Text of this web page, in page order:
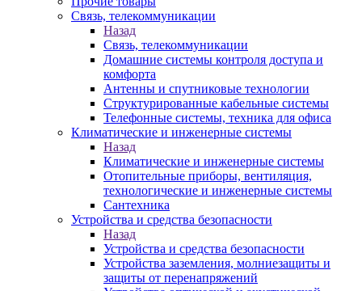
Связь, телекоммуникации
Назад
Связь, телекоммуникации
Домашние системы контроля доступа и
комфорта
Антенны и спутниковые технологии
Структурированные кабельные системы
Телефонные системы, техника для офиса
Климатические и инженерные системы
Назад
Климатические и инженерные системы
Отопительные приборы, вентиляция,
технологические и инженерные системы
Сантехника
Устройства и средства безопасности
Назад
Устройства и средства безопасности
Устройства заземления, молниезащиты и
защиты от перенапряжений